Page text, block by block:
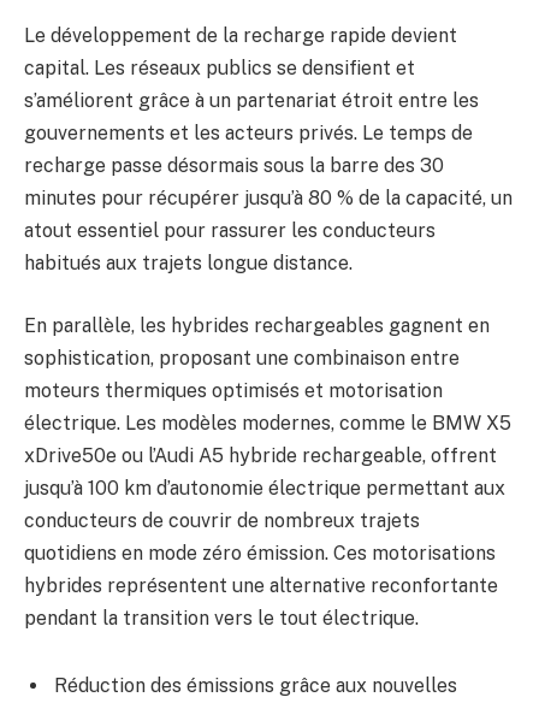
Le développement de la recharge rapide devient
capital. Les réseaux publics se densifient et
s’améliorent grâce à un partenariat étroit entre les
gouvernements et les acteurs privés. Le temps de
recharge passe désormais sous la barre des 30
minutes pour récupérer jusqu’à 80 % de la capacité, un
atout essentiel pour rassurer les conducteurs
habitués aux trajets longue distance.
En parallèle, les hybrides rechargeables gagnent en
sophistication, proposant une combinaison entre
moteurs thermiques optimisés et motorisation
électrique. Les modèles modernes, comme le BMW X5
xDrive50e ou l’Audi A5 hybride rechargeable, offrent
jusqu’à 100 km d’autonomie électrique permettant aux
conducteurs de couvrir de nombreux trajets
quotidiens en mode zéro émission. Ces motorisations
hybrides représentent une alternative reconfortante
pendant la transition vers le tout électrique.
Réduction des émissions grâce aux nouvelles